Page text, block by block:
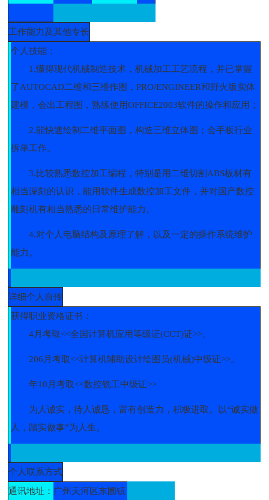
工作能力及其他专长
个人技能：
1.懂得现代机械制造技术，机械加工工艺流程，并已掌握
了AUTOCAD二维和三维作图，PRO/ENGINEER和野火版实体
建模，会出工程图，熟练使用OFFICE2003软件的操作和应用；
2.能快速绘制二维平面图，构造三维立体图；会手板行业
拆单工作。
3.比较熟悉数控加工编程，特别是用二维切割ABS板材有
相当深刻的认识，能用软件生成数控加工文件，并对国产数控
雕刻机有相当熟悉的日常维护能力。
4.对个人电脑结构及原理了解，以及一定的操作系统维护
能力。
详细个人自传
获得职业资格证书：
4月考取<<全国计算机应用等级证(CCT)证>>。
206月考取<<计算机辅助设计绘图员(机械)中级证>>。
年10月考取<<数控铣工中级证>>
为人诚实，待人诚恳，富有创造力，积极进取。以“诚实做
人，踏实做事”为人生。
个人联系方式
通讯地址： 广州天河区东圃镇